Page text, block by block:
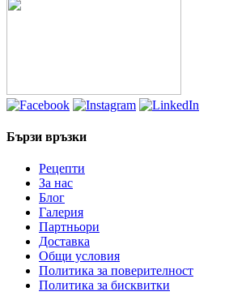
Бързи връзки
Рецепти
За нас
Блог
Галерия
Партньори
Доставка
Общи условия
Политика за поверителност
Политика за бисквитки